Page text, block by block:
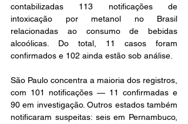
contabilizadas 113 notificações de
intoxicação por metanol no Brasil
relacionadas ao consumo de bebidas
alcoólicas. Do total, 11 casos foram
confirmados e 102 ainda estão sob análise.
São Paulo concentra a maioria dos registros,
com 101 notificações — 11 confirmadas e
90 em investigação. Outros estados também
notificaram suspeitas: seis em Pernambuco,